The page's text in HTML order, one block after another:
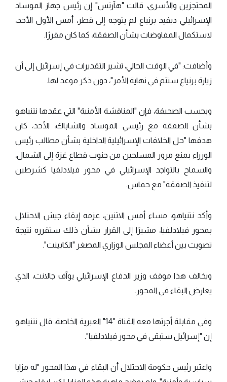
المحتجزين والأسرى، قالت "هآرتس" إن رئيس جهاز الموساد
الإسرائيلي ديفيد برنياع لم يتوجه إلى قطر، أمس الأول الأحد،
لاستكمال المفاوضات بشأن الصفقة، كما كان مقررًا.
وأضافت: "في الوقت الحالي، تشير التقديرات في إسرائيل إلى أن
زيارة برنياع ستتم في نهاية الأمر"، دون ذكر موعد لها.
وبحسب الصحيفة، فإن "المناقشة الأمنية" التي عقدها نتنياهو
بشأن الصفقة مع رئيسي الموساد والشاباك، الأحد، كان
هدفها "حل الخلافات الإسرائيلية الداخلية بشأن مطالب رئيس
الوزراء بمنع مرور المسلحين من جنوب قطاع غزة إلى الشمال،
والسماح بالتواجد الإسرائيلي في محور فيلادلفيا كشرطين
لتنفيذ الصفقة" مع حماس.
وأكد نتنياهو، مساء أمس الاثنين، عزمه إبقاء جيش الاحتلال
بمحور فيلادلفيا، مشيرًا إلى القرار بشأن ذلك ستقرره نتيجة
تصويت بين أعضاء المجلس الوزاري المصغر "الكابينت".
ويخالف هذا موقف وزير الدفاع الإسرائيلي يوآف جالانت، الذي
يعارض البقاء في المحور.
وفي مقابلة أجرتها معه القناة "14" العبرية الخاصة، قال نتنياهو
إن "إسرائيل ستبقى في محور فيلادلفيا".
واعتبر رئيس حكومة الاحتلال أن البقاء في هذا المحور "له مزايا